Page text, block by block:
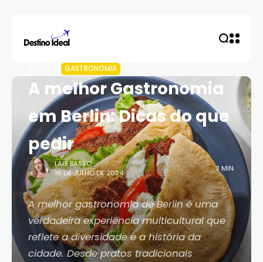
GASTRONOMIA
A melhor Gastronomia
em Berlin: Dicas do que
pedir
LAIS BASSO
16 DE JULHO DE 2024
3 MIN.
A melhor gastronomia de Berlin é uma
verdadeira experiência multicultural que
reflete a diversidade e a história da
cidade. Desde pratos tradicionais